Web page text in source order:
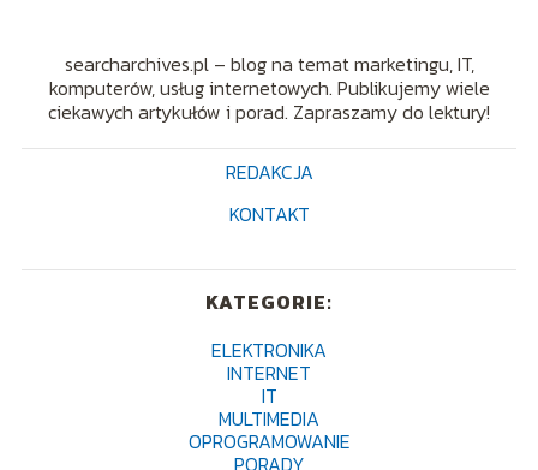
searcharchives.pl – blog na temat marketingu, IT,
komputerów, usług internetowych. Publikujemy wiele
ciekawych artykułów i porad. Zapraszamy do lektury!
REDAKCJA
KONTAKT
KATEGORIE:
ELEKTRONIKA
INTERNET
IT
MULTIMEDIA
OPROGRAMOWANIE
PORADY